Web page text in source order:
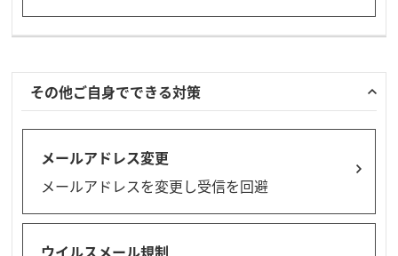
その他ご自身でできる対策
メールアドレス変更
メールアドレスを変更し受信を回避
ウイルスメール規制